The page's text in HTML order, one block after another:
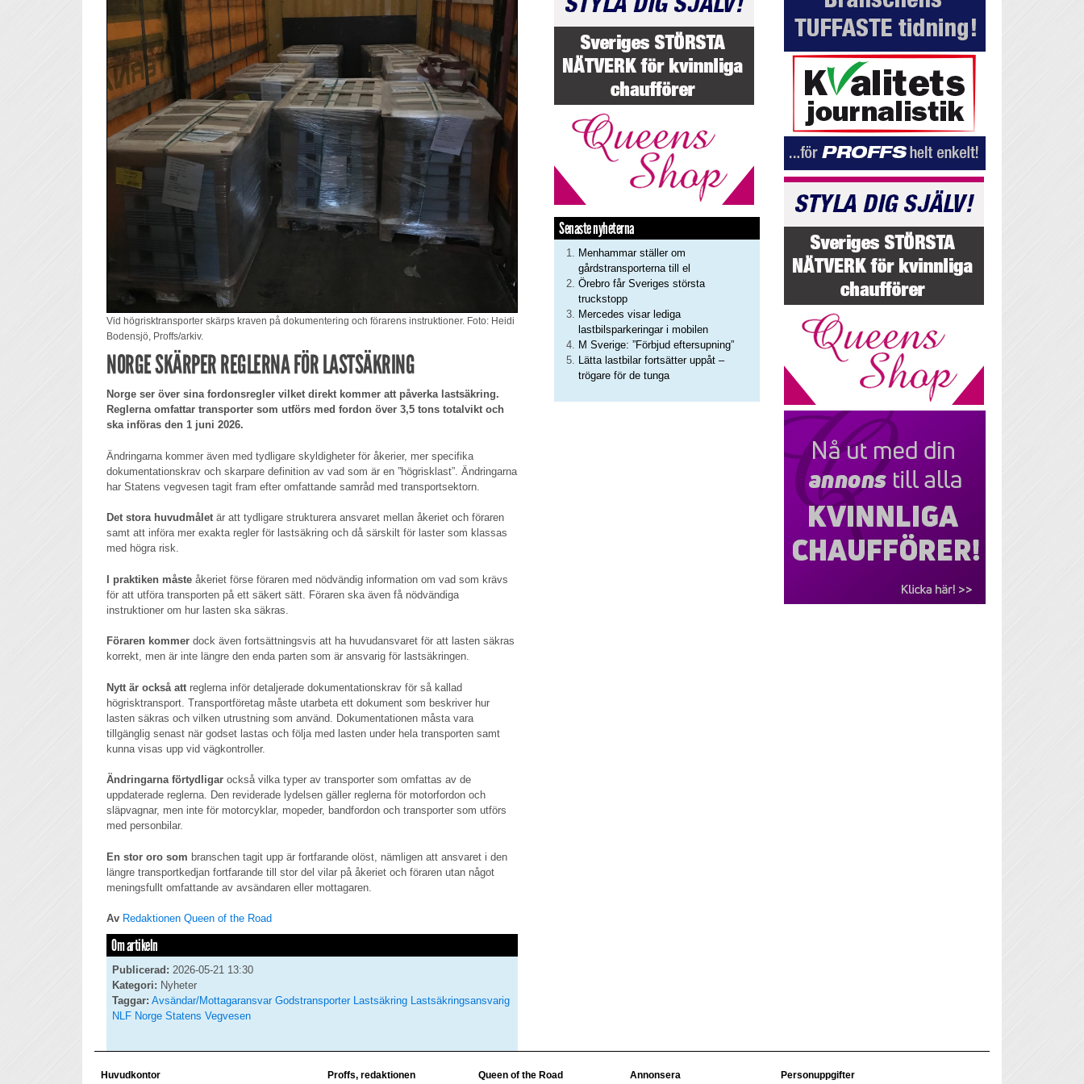
Vid högrisktransporter skärps kraven på dokumentering och förarens instruktioner. Foto: Heidi
Bodensjö, Proffs/arkiv.
NORGE SKÄRPER REGLERNA FÖR LASTSÄKRING
Norge ser över sina fordonsregler vilket direkt kommer att påverka lastsäkring.
Reglerna omfattar transporter som utförs med fordon över 3,5 tons totalvikt och
ska införas den 1 juni 2026.
Ändringarna kommer även med tydligare skyldigheter för åkerier, mer specifika
dokumentationskrav och skarpare definition av vad som är en ”högrisklast”. Ändringarna
har Statens vegvesen tagit fram efter omfattande samråd med transportsektorn.
Det stora huvudmåletär att tydligare strukturera ansvaret mellan åkeriet och föraren
samt att införa mer exakta regler för lastsäkring och då särskilt för laster som klassas
med högra risk.
I praktiken måste åkeriet förse föraren med nödvändig information om vad som krävs
för att utföra transporten på ett säkert sätt. Föraren ska även få nödvändiga
instruktioner om hur lasten ska säkras.
Föraren kommer dock även fortsättningsvis att ha huvudansvaret för att lasten säkras
korrekt, men är inte längre den enda parten som är ansvarig för lastsäkringen.
Nytt är också att reglerna inför detaljerade dokumentationskrav för så kallad
högrisktransport. Transportföretag måste utarbeta ett dokument som beskriver hur
lasten säkras och vilken utrustning som använd. Dokumentationen måsta vara
tillgänglig senast när godset lastas och följa med lasten under hela transporten samt
kunna visas upp vid vägkontroller.
Ändringarna förtydligar också vilka typer av transporter som omfattas av de
uppdaterade reglerna. Den reviderade lydelsen gäller reglerna för motorfordon och
släpvagnar, men inte för motorcyklar, mopeder, bandfordon och transporter som utförs
med personbilar.
En stor oro som branschen tagit upp är fortfarande olöst, nämligen att ansvaret i den
längre transportkedjan fortfarande till stor del vilar på åkeriet och föraren utan något
meningsfullt omfattande av avsändaren eller mottagaren.
Av Redaktionen Queen of the Road
Om artikeln
Publicerad: 2026-05-21 13:30
Kategori: Nyheter
Taggar: Avsändar/Mottagaransvar Godstransporter Lastsäkring Lastsäkringsansvarig
NLF Norge Statens Vegvesen
Senaste nyheterna
Menhammar ställer om
gårdstransporterna till el
Örebro får Sveriges största
truckstopp
Mercedes visar lediga
lastbilsparkeringar i mobilen
M Sverige: ”Förbjud eftersupning”
Lätta lastbilar fortsätter uppåt –
trögare för de tunga
Huvudkontor
Proffs, redaktionen
Queen of the Road
Annonsera
Personuppgifter